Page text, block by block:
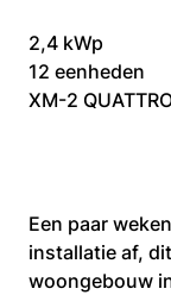
2,4 kWp
12 eenheden
XM-2
Een paar
installatie af,
woongebouw